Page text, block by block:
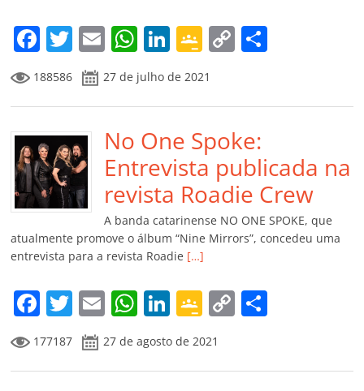
m
F
a
c
e
b
o
o
k
T
w
itt
er
E
m
ai
l
W
h
at
s
A
p
p
Li
n
k
e
dI
n
G
o
o
gl
e
Cl
a
ss
ro
o
m
C
y
Li
n
k
p
til
h
ar
188586 27 de julho de 2021
No One Spoke:
Entrevista publicada na
revista Roadie Crew
A banda catarinense NO ONE SPOKE, que
atualmente promove o álbum “Nine Mirrors”, concedeu uma
entrevista para a revista Roadie […]
F
a
c
e
T
w
itt
er
E
m
ai
l
W
at
s
Li
n
k
e
G
o
o
gl
C
y p
177187 27 de agosto de 2021